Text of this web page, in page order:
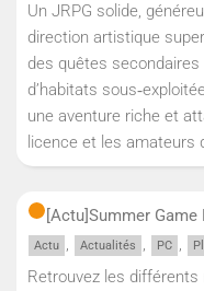
Un JRPG solide,
direction artistique
des quêtes
d’habitats
une aventure riche et
licence et les amateurs
[Actu]Summer Game
Actu , Actualités , PC ,
Retrouvez les